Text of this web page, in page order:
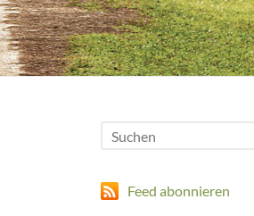
Feed abonnieren